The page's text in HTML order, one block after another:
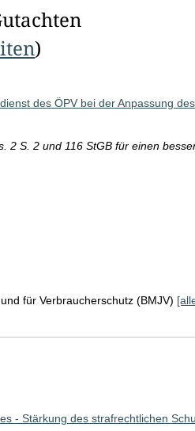
)
des ÖPV bei der Anpassung des
2 S. 2 und 116 StGB für einen
für Verbraucherschutz (BMJV)
- Stärkung des strafrechtlichen